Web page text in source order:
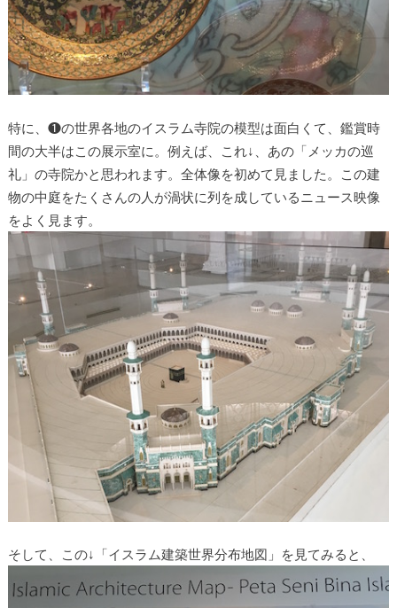
特に、❶の世界各地のイスラム寺院の模型は面白くて、鑑賞時
間の大半はこの展示室に。例えば、これ↓、あの「メッカの巡
礼」の寺院かと思われます。全体像を初めて見ました。この建
物の中庭をたくさんの人が渦状に列を成しているニュース映像
をよく見ます。
そして、この↓「イスラム建築世界分布地図」を見てみると、